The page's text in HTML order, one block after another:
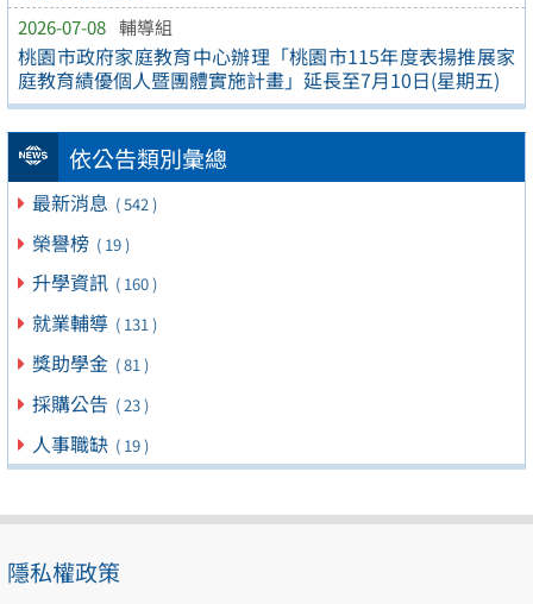
2026-07-08 輔導組
桃園市政府家庭教育中心辦理「桃園市115年度表揚推展家
庭教育績優個人暨團體實施計畫」延長至7月10日(星期五)
依公告類別彙總
最新消息 ( 542 )
榮譽榜 ( 19 )
升學資訊 ( 160 )
就業輔導 ( 131 )
獎助學金 ( 81 )
採購公告 ( 23 )
人事職缺 ( 19 )
隱私權政策